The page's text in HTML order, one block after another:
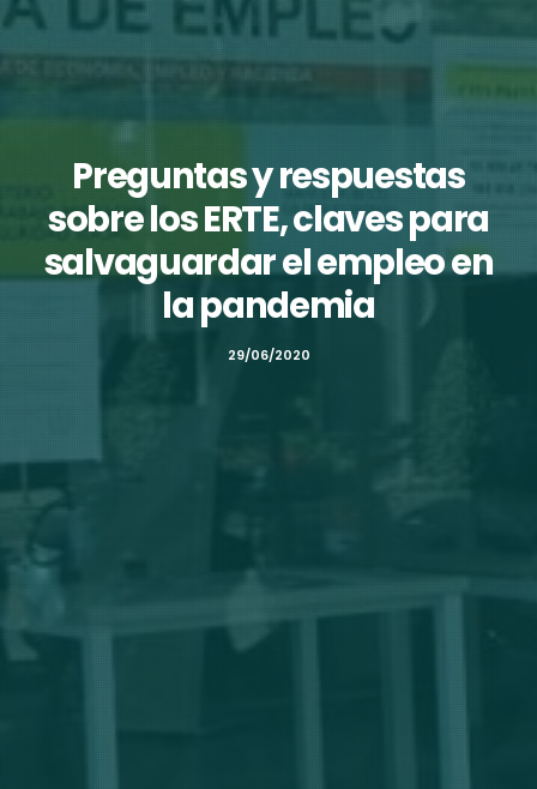
Preguntas y respuestas
sobre los ERTE, claves para
salvaguardar el empleo en
la pandemia
29/06/2020